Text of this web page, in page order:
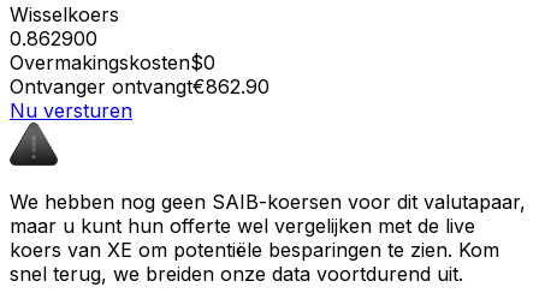
Wisselkoers
0.862900
Overmakingskosten$0
Ontvanger ontvangt€862.90
Nu versturen
We hebben nog geen SAIB-koersen voor dit valutapaar,
maar u kunt hun offerte wel vergelijken met de live
koers van XE om potentiële besparingen te zien. Kom
snel terug, we breiden onze data voortdurend uit.